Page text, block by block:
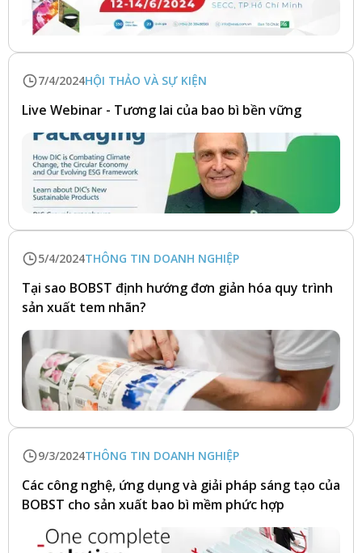
7/4/2024HỘI THẢO VÀ SỰ KIỆN
Live Webinar - Tương lai của bao bì bền vững
5/4/2024THÔNG TIN DOANH NGHIỆP
Tại sao BOBST định hướng đơn giản hóa quy trình
sản xuất tem nhãn?
9/3/2024THÔNG TIN DOANH NGHIỆP
Các công nghệ, ứng dụng và giải pháp sáng tạo của
BOBST cho sản xuất bao bì mềm phức hợp